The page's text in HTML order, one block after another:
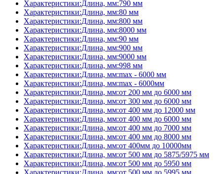
Характеристики:Длина, мм:790 мм
Характеристики:Длина, мм:80 мм
Характеристики:Длина, мм:800 мм
Характеристики:Длина, мм:8000 мм
Характеристики:Длина, мм:90 мм
Характеристики:Длина, мм:900 мм
Характеристики:Длина, мм:9000 мм
Характеристики:Длина, мм:998 мм
Характеристики:Длина, мм:max - 6000 мм
Характеристики:Длина, мм:max - 6000мм
Характеристики:Длина, мм:от 200 мм до 6000 мм
Характеристики:Длина, мм:от 300 мм до 6000 мм
Характеристики:Длина, мм:от 400 мм до 12000 мм
Характеристики:Длина, мм:от 400 мм до 6000 мм
Характеристики:Длина, мм:от 400 мм до 7000 мм
Характеристики:Длина, мм:от 400 мм до 8000 мм
Характеристики:Длина, мм:от 400мм до 10000мм
Характеристики:Длина, мм:от 500 мм до 5875/5975 мм
Характеристики:Длина, мм:от 500 мм до 5950 мм
Характеристики:Длина, мм:от 500 мм до 5995 мм